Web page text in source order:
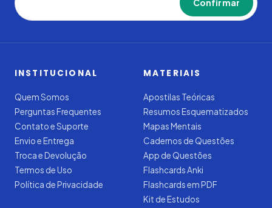
Confirmar
INSTITUCIONAL
Quem Somos
Perguntas Frequentes
Contato e Suporte
Envio e Entrega
Troca e Devolução
Termos de Uso
Política de Privacidade
MATERIAIS
Apostilas Teóricas
Resumos Esquematizados
Mapas Mentais
Cadernos de Questões
App de Questões
Flashcards Anki
Flashcards em PDF
Kit de Estudos